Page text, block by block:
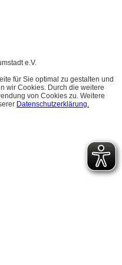
e.V.
für Sie optimal zu gestalten und
wir Cookies. Durch die weitere
von Cookies zu. Weitere
Datenschutzerklärung.